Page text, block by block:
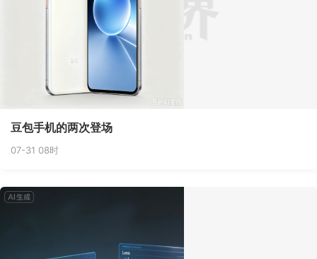
豆包手机的两次登场
07-31 08时